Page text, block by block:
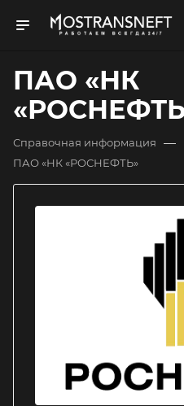
ПАО «НК
Справочная информация —
ПАО «НК «РОСНЕФТЬ»